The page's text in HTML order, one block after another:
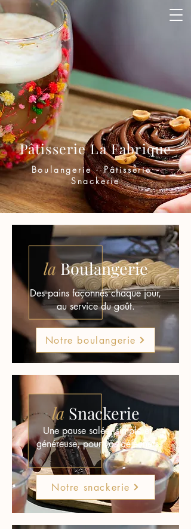
Pâtisserie La Fabrique
Boulangerie · Pâtisserie ·
Snackerie
Notre boulangerie
la Boulangerie
Des pains façonnés chaque jour,
au service du goût.
la Snackerie
Une pause salée, simple et
généreuse, pour vos déjeuners
Notre snackerie